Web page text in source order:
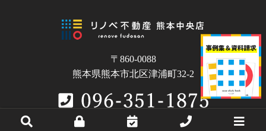
〒860-0088
熊本県熊本市北区津浦町32-2